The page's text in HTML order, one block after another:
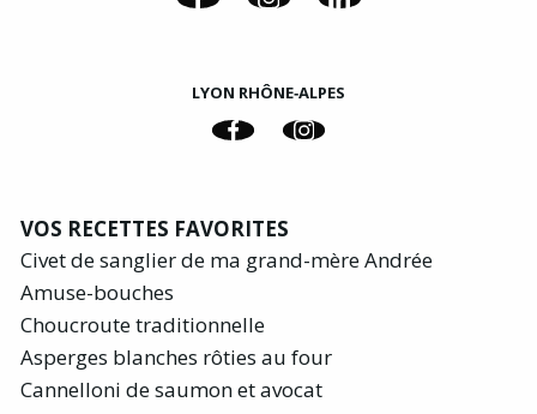
LYON RHÔNE‑ALPES
VOS RECETTES FAVORITES
Civet de sanglier de ma grand-mère Andrée
Amuse-bouches
Choucroute traditionnelle
Asperges blanches rôties au four
Cannelloni de saumon et avocat